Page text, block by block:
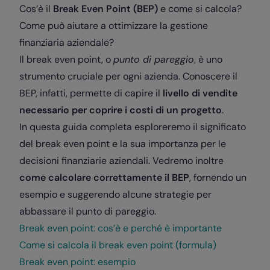
Cos’è il Break Even Point (BEP) e come si calcola?
Come può aiutare a ottimizzare la gestione
finanziaria aziendale?
Il break even point, opunto di pareggio, è uno
strumento cruciale per ogni azienda. Conoscere il
BEP, infatti, permette di capire il livello di vendite
necessario per coprire i costi di un progetto.
In questa guida completa esploreremo il significato
del break even point e la sua importanza per le
decisioni finanziarie aziendali. Vedremo inoltre
come calcolare correttamente il BEP, fornendo un
esempio e suggerendo alcune strategie per
abbassare il punto di pareggio.
Break even point: cos’è e perché è importante
Come si calcola il break even point (formula)
Break even point: esempio